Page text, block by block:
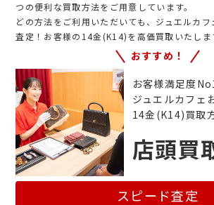
つの便利な買取方法をご用意しています。
どの方法をご利用いただいても、ジュエルカ
査定！お客様の14金(K14)を高価買取いたしま
おすすめ！
お客様満足度
ジュエルカフェ
14金(K14)買取
店頭買
スピード査定